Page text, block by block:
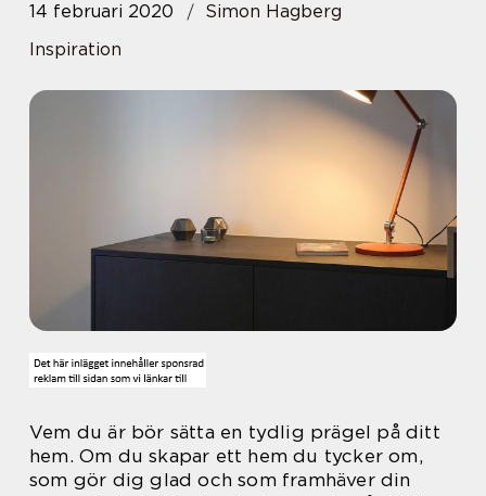
14 februari 2020
Simon Hagberg
Inspiration
Vem du är bör sätta en tydlig prägel på ditt
hem. Om du skapar ett hem du tycker om,
som gör dig glad och som framhäver din